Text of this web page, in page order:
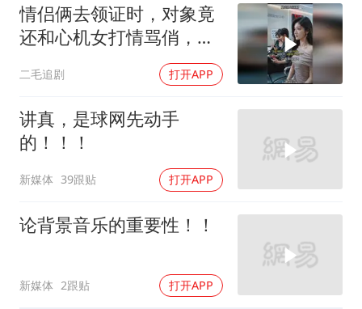
DeepSeek投资宇树科技意味什么
公司“上四休三”但要降薪1000元
东方之约 相约未来
情侣俩去领证时，对象竟
还和心机女打情骂俏，女
二毛追剧 打开APP
讲真，是球网先动手
的！！！
新媒体 39跟贴 打开APP
论背景音乐的重要性！！
新媒体 2跟贴 打开APP